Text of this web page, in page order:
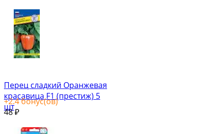
Перец сладкий Оранжевая
красавица F1 (престиж) 5
шт
+2.4бонус(ов)
48₽